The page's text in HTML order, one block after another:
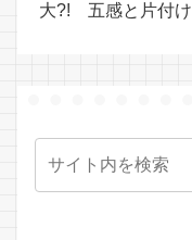
大?! 五感と片付け